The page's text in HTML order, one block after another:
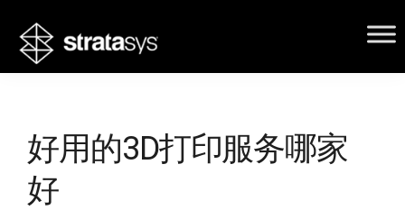
好用的3D打印服务哪家
好